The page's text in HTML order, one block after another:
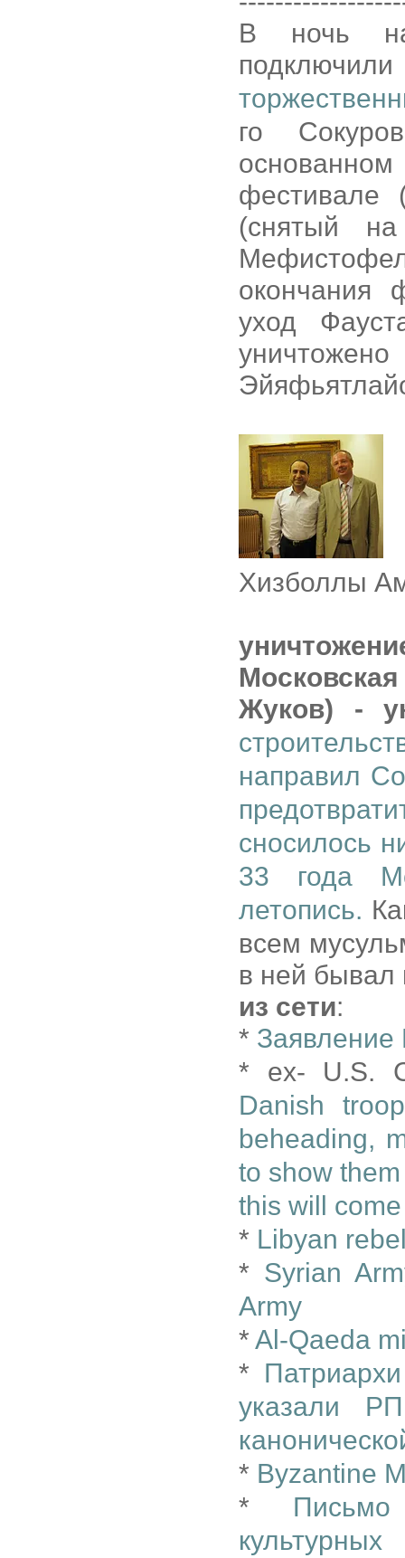
В ночь
го
фестивале
(снятый
уход
Хизболлы
Жуков) -
направил
сносилось
33 года
летопись.
всем
в ней
из сети:
* Заявление
* ex- U.S.
Danish
beheading,
to show
this will
* Libyan
* Syrian
Army
* Al-Qaeda
*
указали
* Byzantine
*